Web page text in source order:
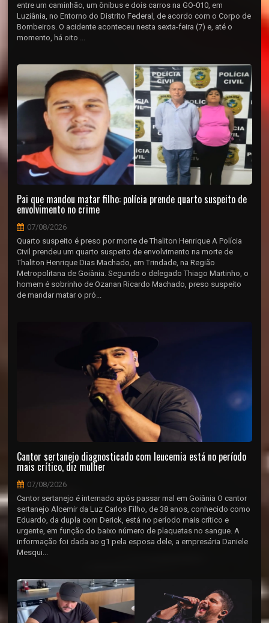
entre um caminhão, um ônibus e dois carros na GO-010, em
Luziânia, no Entorno do Distrito Federal, de acordo com o Corpo de
Bombeiros. O acidente aconteceu nesta sexta-feira (7) e, até o
momento, há oito ...
Pai que mandou matar filho: polícia prende quarto suspeito de
envolvimento no crime
07/08/2026
Quarto suspeito é preso por morte de Thaliton Henrique A Polícia
Civil prendeu um quarto suspeito de envolvimento na morte de
Thaliton Henrique Dias Machado, em Trindade, na Região
Metropolitana de Goiânia. Segundo o delegado Thiago Martinho, o
homem é sobrinho de Ozanan Ricardo Machado, preso suspeito
de mandar matar o pró...
Cantor sertanejo diagnosticado com leucemia está no período
mais crítico, diz mulher
07/08/2026
Cantor sertanejo é internado após passar mal em Goiânia O cantor
sertanejo Alcemir da Luz Carlos Filho, de 38 anos, conhecido como
Eduardo, da dupla com Derick, está no período mais crítico e
urgente, em função do baixo número de plaquetas no sangue. A
informação foi dada ao g1 pela esposa dele, a empresária Daniele
Mesqui...